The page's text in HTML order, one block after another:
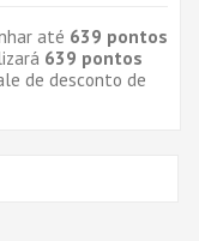
até 639 pontos
639 pontos
de desconto de